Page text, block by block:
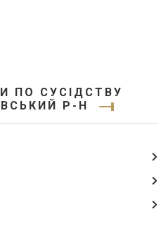
ПО СУСІДСТВУ
Р-Н